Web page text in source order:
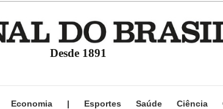
Desde 1891
Economia | Esportes Saúde Ciência